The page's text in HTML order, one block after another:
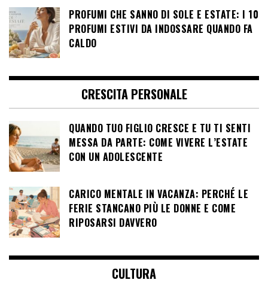
PROFUMI CHE SANNO DI SOLE E ESTATE: I 10
PROFUMI ESTIVI DA INDOSSARE QUANDO FA
CALDO
CRESCITA PERSONALE
QUANDO TUO FIGLIO CRESCE E TU TI SENTI
MESSA DA PARTE: COME VIVERE L’ESTATE
CON UN ADOLESCENTE
CARICO MENTALE IN VACANZA: PERCHÉ LE
FERIE STANCANO PIÙ LE DONNE E COME
RIPOSARSI DAVVERO
CULTURA